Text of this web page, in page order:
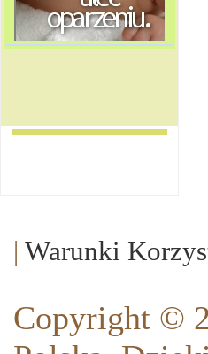
| Warunki
Copyright ©